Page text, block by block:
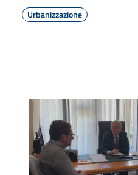
Urbanizzazione